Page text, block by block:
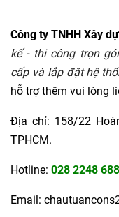
Công ty TNHH Xây
kế - thi công trọn
cấp và lắp đặt hệ
hỗ trợ thêm vui lòng
Địa chỉ: 158/22
TPHCM.
Hotline: 028 2248
Email: